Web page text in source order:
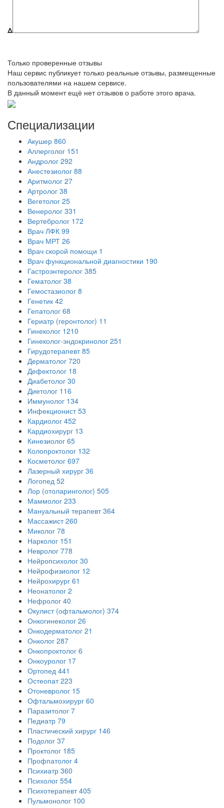
Δ
Только проверенные отзывы
Наш сервис публикует только реальные отзывы, размещенные
пользователями на нашем сервисе.
В данный момент ещё нет отзывов о работе этого врача.
Специализации
Акушер 860
Аллерголог 151
Андролог 292
Анестезиолог 88
Аритмолог 27
Артролог 38
Вегетолог 25
Венеролог 331
Вертебролог 172
Врач ЛФК 99
Врач МРТ 26
Врач скорой помощи 1
Врач функциональной диагностики 190
Гастроэнтеролог 385
Гематолог 38
Гемостазиолог 8
Генетик 42
Гепатолог 68
Гериатр (геронтолог) 11
Гинеколог 1210
Гинеколог-эндокринолог 251
Гирудотерапевт 85
Дерматолог 720
Дефектолог 18
Диабетолог 30
Диетолог 116
Иммунолог 134
Инфекционист 53
Кардиолог 452
Кардиохирург 13
Кинезиолог 65
Колопроктолог 132
Косметолог 697
Лазерный хирург 36
Логопед 52
Лор (отоларинголог) 505
Маммолог 233
Мануальный терапевт 364
Массажист 260
Миколог 78
Нарколог 151
Невролог 778
Нейропсихолог 30
Нейрофизиолог 12
Нейрохирург 61
Неонатолог 2
Нефролог 40
Окулист (офтальмолог) 374
Онкогинеколог 26
Онкодерматолог 21
Онколог 287
Онкопроктолог 6
Онкоуролог 17
Ортопед 441
Остеопат 223
Отоневролог 15
Офтальмохирург 60
Паразитолог 7
Педиатр 79
Пластический хирург 146
Подолог 37
Проктолог 185
Профпатолог 4
Психиатр 360
Психолог 554
Психотерапевт 405
Пульмонолог 100